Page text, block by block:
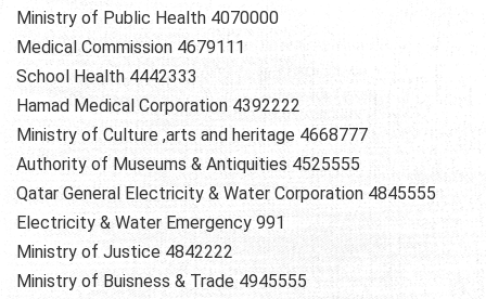
Ministry of Public Health 4070000
Medical Commission 4679111
School Health 4442333
Hamad Medical Corporation 4392222
Ministry of Culture ,arts and heritage 4668777
Authority of Museums & Antiquities 4525555
Qatar General Electricity & Water Corporation 4845555
Electricity & Water Emergency 991
Ministry of Justice 4842222
Ministry of Buisness & Trade 4945555